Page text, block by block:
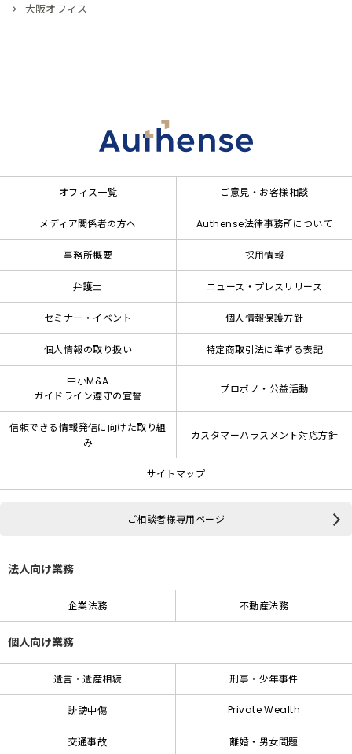
大阪オフィス
オフィス一覧 ご意見・お客様相談
メディア関係者の方へ Authense法律事務所について
事務所概要 採用情報
弁護士 ニュース・プレスリリース
セミナー・イベント 個人情報保護方針
個人情報の取り扱い 特定商取引法に準ずる表記
中小M&A
ガイドライン遵守の宣誓
プロボノ・公益活動
信頼できる情報発信に向けた取り組
み
カスタマーハラスメント対応方針
サイトマップ
ご相談者様専用ページ
法人向け業務
企業法務 不動産法務
個人向け業務
遺言・遺産相続 刑事・少年事件
誹謗中傷 Private Wealth
交通事故 離婚・男女問題